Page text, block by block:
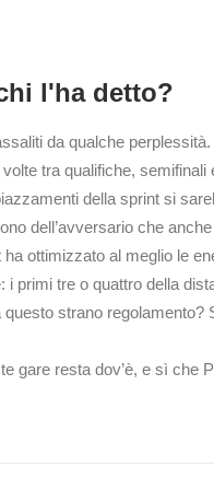
l'ha detto?
da qualche
tra qualifiche,
della sprint si
dell’avversario che
ottimizzato al meglio le
i primi tre o quattro della
strano
gare resta dov’è, e sì che